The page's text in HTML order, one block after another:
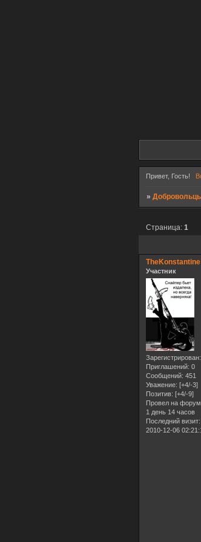
Привет, Гость!
»
Страница:1
TheKonstantine
Участник
Зарегистрирован
Приглашений: 0
Сообщений: 451
Уважение: [+4/-3]
Позитив: [+4/-9]
Провел на
1 день 14 часов
Последний визит:
2010-12-06